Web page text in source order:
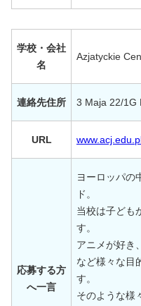
学校・会社
名
Azjatyckie
連絡先住所 3 Maja 22/1G
URL
応募する方
へ一言
ヨーロッパの
ド。
当校は子ども
す。
アニメが好き
など様々な目
す。
そのような様